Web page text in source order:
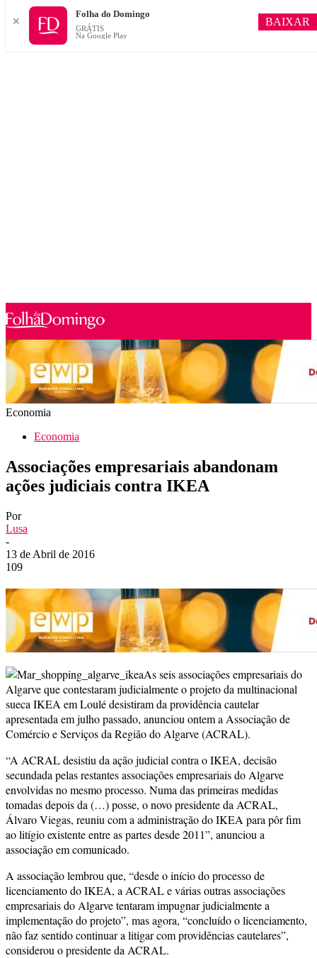
Economia
Economia
Associações empresariais abandonam
ações judiciais contra IKEA
Por
Lusa
-
13 de Abril de 2016
109
As seis associações empresariais do
Algarve que contestaram judicialmente o projeto da multinacional
sueca IKEA em Loulé desistiram da providência cautelar
apresentada em julho passado, anunciou ontem a Associação de
Comércio e Serviços da Região do Algarve (ACRAL).
“A ACRAL desistiu da ação judicial contra o IKEA, decisão
secundada pelas restantes associações empresariais do Algarve
envolvidas no mesmo processo. Numa das primeiras medidas
tomadas depois da (…) posse, o novo presidente da ACRAL,
Álvaro Viegas, reuniu com a administração do IKEA para pôr fim
ao litígio existente entre as partes desde 2011”, anunciou a
associação em comunicado.
A associação lembrou que, “desde o início do processo de
licenciamento do IKEA, a ACRAL e várias outras associações
empresariais do Algarve tentaram impugnar judicialmente a
implementação do projeto”, mas agora, “concluído o licenciamento,
não faz sentido continuar a litigar com providências cautelares”,
considerou o presidente da ACRAL.
✕
Folha do Domingo
GRÁTIS
Na Google Play
BAIXAR